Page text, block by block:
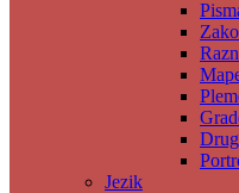
Jezik